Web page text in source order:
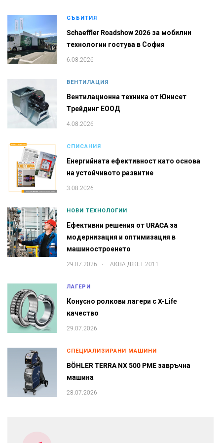
СЪБИТИЯ
Schaeffler Roadshow 2026 за мобилни
технологии гостува в София
6.08.2026
ВЕНТИЛАЦИЯ
Вентилационна техника от Юнисет
Tрейдинг ЕООД
4.08.2026
СПИСАНИЯ
Енергийната ефективност като основа
на устойчивото развитие
3.08.2026
НОВИ ТЕХНОЛОГИИ
Ефективни решения от URACA за
модернизация и оптимизация в
машиностроенето
29.07.2026 . АКВА ДЖЕТ 2011
ЛАГЕРИ
Конусно ролкови лагери с X-Life
качество
29.07.2026
СПЕЦИАЛИЗИРАНИ МАШИНИ
BÖHLER TERRA NX 500 PME завръчна
машина
28.07.2026